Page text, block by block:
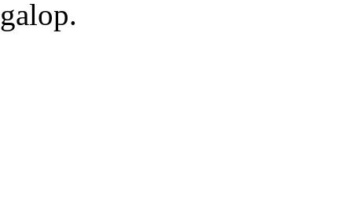
galop.